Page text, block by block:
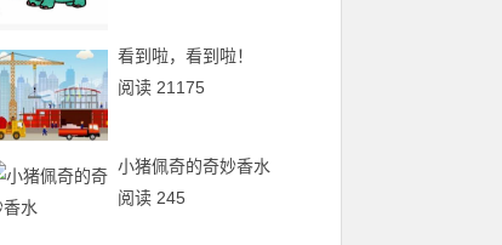
看到啦，看到啦！
阅读 21175
小猪佩奇的奇妙香水
阅读 245